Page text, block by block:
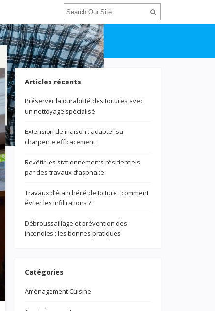
Articles récents
Préserver la durabilité des toitures avec
un nettoyage spécialisé
Extension de maison : adapter sa
charpente efficacement
Revêtir les stationnements résidentiels
par des travaux d’asphalte
Travaux d’étanchéité de toiture : comment
éviter les infiltrations ?
Débroussaillage et prévention des
incendies : les bonnes pratiques
Catégories
Aménagement Cuisine